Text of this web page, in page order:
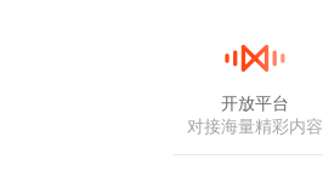
开放平台
对接海量精彩内容